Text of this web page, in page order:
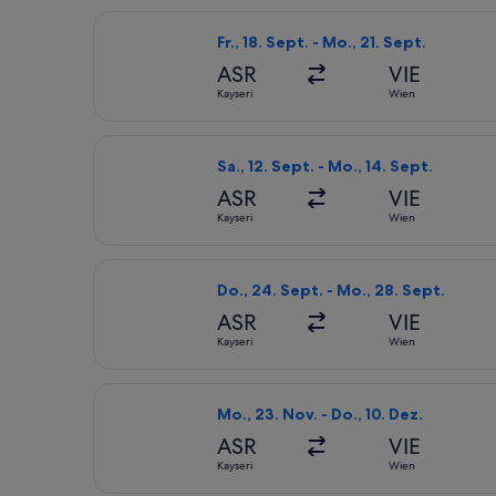
Fr., 18. Sept. - Mo., 21. Sept.
ASR
Kayseri
VIE
Wien
Sa., 12. Sept. - Mo., 14. Sept.
ASR
Kayseri
VIE
Wien
Do., 24. Sept. - Mo., 28. Sept.
ASR
Kayseri
VIE
Wien
Mo., 23. Nov. - Do., 10. Dez.
ASR
Kayseri
VIE
Wien